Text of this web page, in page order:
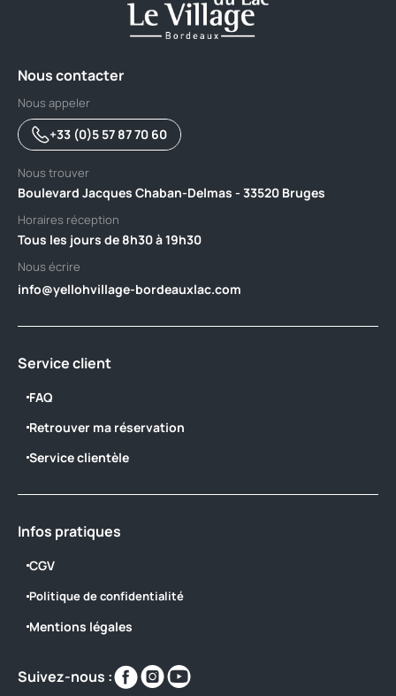
Nous contacter
Nous appeler
+33 (0)5 57 87 70 60
Nous trouver
Boulevard Jacques Chaban-Delmas - 33520 Bruges
Horaires réception
Tous les jours de 8h30 à 19h30
Nous écrire
info@yellohvillage-bordeauxlac.com
Service client
FAQ
Retrouver ma réservation
Service clientèle
Infos pratiques
CGV
Politique de confidentialité
Mentions légales
Suivez-nous :
Retrouvez-
nous
Retrouvez-
nous